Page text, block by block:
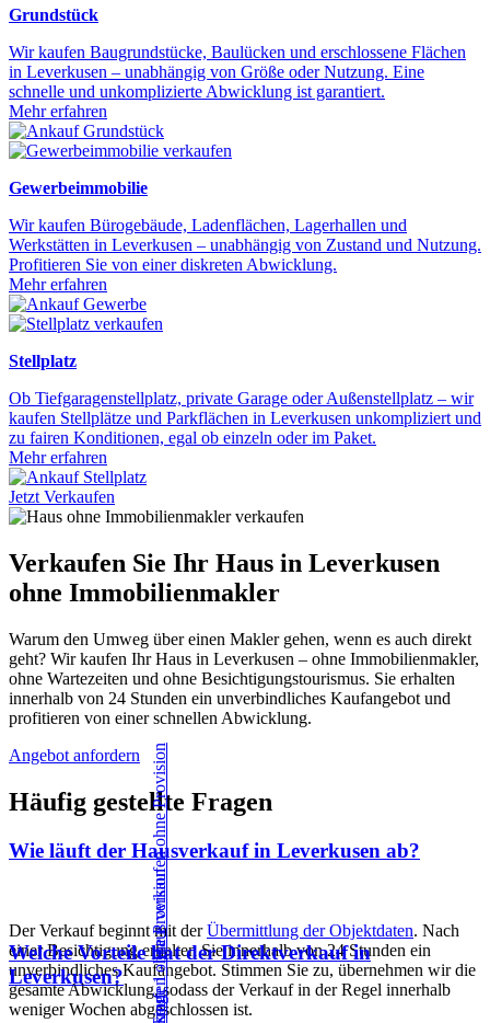
Grundstück
Wir kaufen Baugrundstücke, Baulücken und erschlossene Flächen
in Leverkusen – unabhängig von Größe oder Nutzung. Eine
schnelle und unkomplizierte Abwicklung ist garantiert.
Mehr erfahren
Gewerbeimmobilie
Wir kaufen Bürogebäude, Ladenflächen, Lagerhallen und
Werkstätten in Leverkusen – unabhängig von Zustand und Nutzung.
Profitieren Sie von einer diskreten Abwicklung.
Mehr erfahren
Stellplatz
Ob Tiefgaragenstellplatz, private Garage oder Außenstellplatz – wir
kaufen Stellplätze und Parkflächen in Leverkusen unkompliziert und
zu fairen Konditionen, egal ob einzeln oder im Paket.
Mehr erfahren
Jetzt Verkaufen
Verkaufen Sie Ihr Haus in Leverkusen
ohne Immobilienmakler
Warum den Umweg über einen Makler gehen, wenn es auch direkt
geht? Wir kaufen Ihr Haus in Leverkusen – ohne Immobilienmakler,
ohne Wartezeiten und ohne Besichtigungstourismus. Sie erhalten
innerhalb von 24 Stunden ein unverbindliches Kaufangebot und
profitieren von einer schnellen Abwicklung.
Angebot anfordern
Häufig gestellte Fragen
Wie läuft der Hausverkauf in Leverkusen ab?
Der Verkauf beginnt mit derÜbermittlung der Objektdaten. Nach
einer Besichtigung erhalten Sie innerhalb von 24 Stunden ein
unverbindliches Kaufangebot. Stimmen Sie zu, übernehmen wir die
gesamte Abwicklung, sodass der Verkauf in der Regel innerhalb
weniger Wochen abgeschlossen ist.
Welche Vorteile hat der Direktverkauf in
Leverkusen?